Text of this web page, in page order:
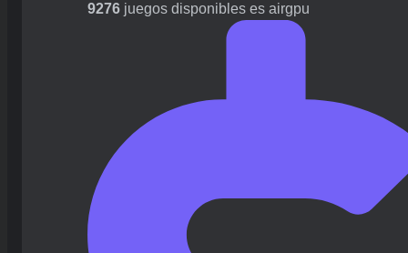
9276 juegos disponibles es airgpu